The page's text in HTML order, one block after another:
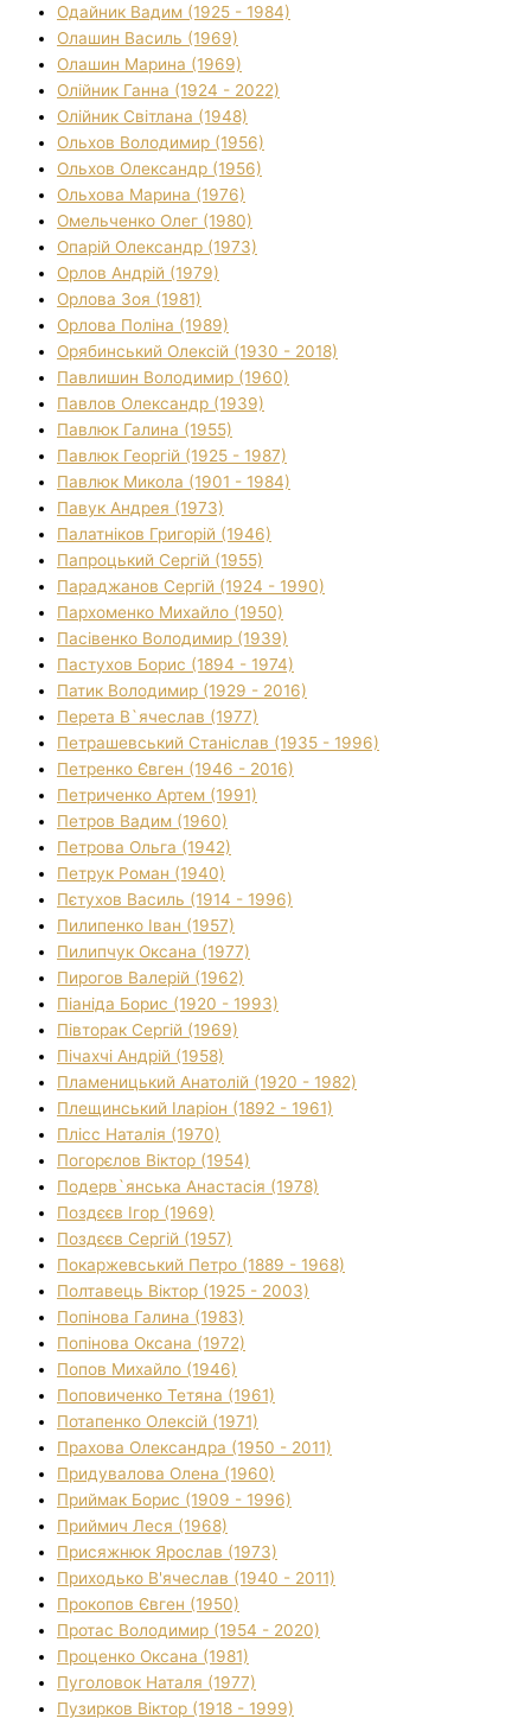
Одайник Вадим (1925 - 1984)
Олашин Василь (1969)
Олашин Марина (1969)
Олійник Ганна (1924 - 2022)
Олійник Світлана (1948)
Ольхов Володимир (1956)
Ольхов Олександр (1956)
Ольхова Марина (1976)
Омельченко Олег (1980)
Опарій Олександр (1973)
Орлов Андрій (1979)
Орлова Зоя (1981)
Орлова Поліна (1989)
Орябинський Олексій (1930 - 2018)
Павлишин Володимир (1960)
Павлов Олександр (1939)
Павлюк Галина (1955)
Павлюк Георгій (1925 - 1987)
Павлюк Микола (1901 - 1984)
Павук Андрея (1973)
Палатніков Григорій (1946)
Папроцький Сергій (1955)
Параджанов Сергій (1924 - 1990)
Пархоменко Михайло (1950)
Пасівенко Володимир (1939)
Пастухов Борис (1894 - 1974)
Патик Володимир (1929 - 2016)
Перета В`ячеслав (1977)
Петрашевський Станіслав (1935 - 1996)
Петренко Євген (1946 - 2016)
Петриченко Артем (1991)
Петров Вадим (1960)
Петрова Ольга (1942)
Петрук Роман (1940)
Пєтухов Василь (1914 - 1996)
Пилипенко Іван (1957)
Пилипчук Оксана (1977)
Пирогов Валерій (1962)
Піаніда Борис (1920 - 1993)
Півторак Сергій (1969)
Пічахчі Андрій (1958)
Пламеницький Анатолій (1920 - 1982)
Плещинський Іларіон (1892 - 1961)
Плісс Наталія (1970)
Погорєлов Віктор (1954)
Подерв`янська Анастасія (1978)
Поздєєв Ігор (1969)
Поздєєв Сергій (1957)
Покаржевський Петро (1889 - 1968)
Полтавець Віктор (1925 - 2003)
Попінова Галина (1983)
Попінова Оксана (1972)
Попов Михайло (1946)
Поповиченко Тетяна (1961)
Потапенко Олексій (1971)
Прахова Олександра (1950 - 2011)
Придувалова Олена (1960)
Приймак Борис (1909 - 1996)
Приймич Леся (1968)
Присяжнюк Ярослав (1973)
Приходько В'ячеслав (1940 - 2011)
Прокопов Євген (1950)
Протас Володимир (1954 - 2020)
Проценко Оксана (1981)
Пуголовок Наталя (1977)
Пузирков Віктор (1918 - 1999)